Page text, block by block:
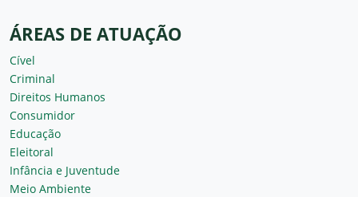
ÁREAS DE ATUAÇÃO
Cível
Criminal
Direitos Humanos
Consumidor
Educação
Eleitoral
Infância e Juventude
Meio Ambiente